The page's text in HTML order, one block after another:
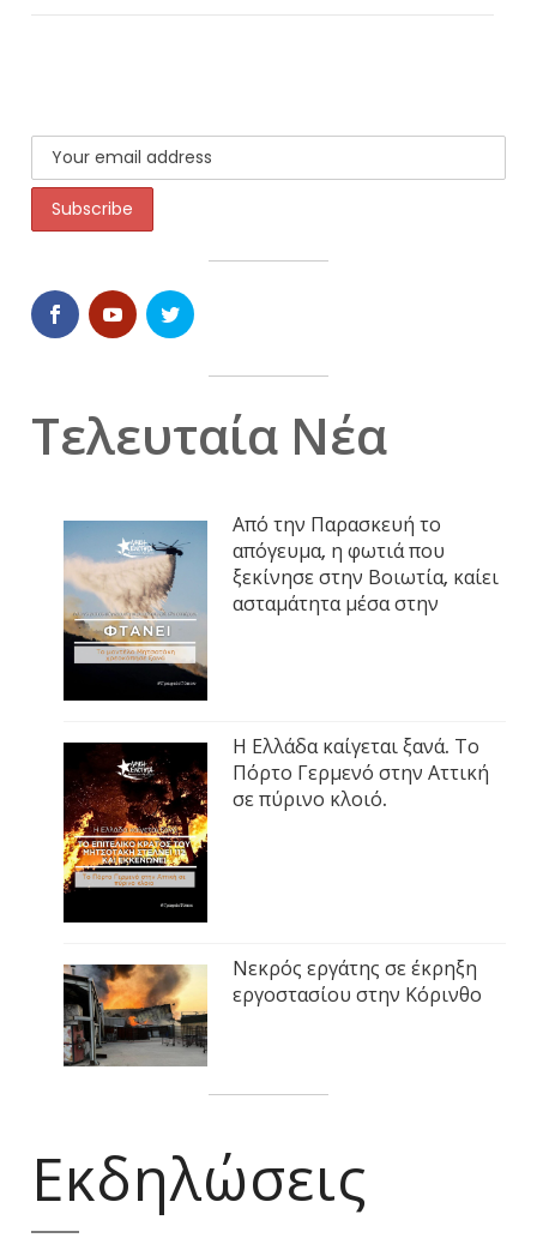
Τελευταία Νέα
Από την Παρασκευή το
απόγευμα, η φωτιά που
ξεκίνησε στην Βοιωτία, καίει
ασταμάτητα μέσα στην
Η Ελλάδα καίγεται ξανά. Το
Πόρτο Γερμενό στην Αττική
σε πύρινο κλοιό.
Νεκρός εργάτης σε έκρηξη
εργοστασίου στην Κόρινθο
Εκδηλώσεις